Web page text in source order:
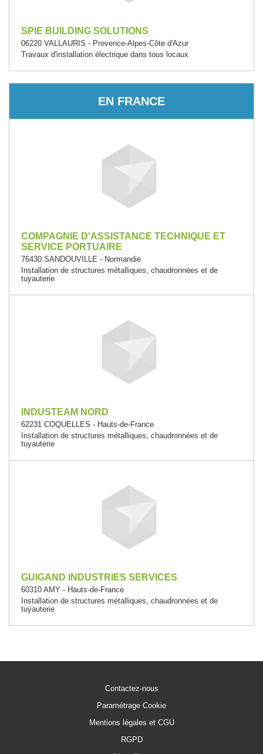
SPIE BUILDING SOLUTIONS
06220 VALLAURIS - Provence-Alpes-Côte d'Azur
Travaux d'installation électrique dans tous locaux
EN FRANCE
COMPAGNIE D'ASSISTANCE TECHNIQUE ET
SERVICE PORTUAIRE
76430 SANDOUVILLE - Normandie
Installation de structures métalliques, chaudronnées et de
tuyauterie
INDUSTEAM NORD
62231 COQUELLES - Hauts-de-France
Installation de structures métalliques, chaudronnées et de
tuyauterie
GUIGAND INDUSTRIES SERVICES
60310 AMY - Hauts-de-France
Installation de structures métalliques, chaudronnées et de
tuyauterie
Contactez-nous
Paramétrage Cookie
Mentions légales et CGU
RGPD